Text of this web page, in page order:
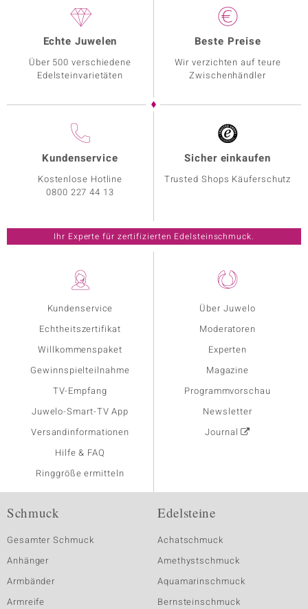
Kundenservice
Echtheitszertifikat
Willkommenspaket
Gewinnspielteilnahme
TV-Empfang
Juwelo-Smart-TV App
Versandinformationen
Hilfe & FAQ
Ringgröße ermitteln
Über Juwelo
Moderatoren
Experten
Magazine
Programmvorschau
Newsletter
Journal
Echte Juwelen
Über 500 verschiedene
Edelsteinvarietäten
Beste Preise
Wir verzichten auf teure
Zwischenhändler
Kundenservice
Kostenlose Hotline
0800 227 44 13
Sicher einkaufen
Trusted Shops Käuferschutz
Ihr Experte für zertifizierten Edelsteinschmuck.
Schmuck
Gesamter Schmuck
Anhänger
Armbänder
Armreife
Edelsteine
Achatschmuck
Amethystschmuck
Aquamarinschmuck
Bernsteinschmuck